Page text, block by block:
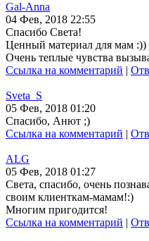
Gal-Anna
04 Фев, 2018 22:55
Спасибо Света!
Ценный материал для мам :))
Очень теплые чувства
Ссылка на комментарий
Sveta_S
05 Фев, 2018 01:20
Спасибо, Анют ;)
Ссылка на комментарий
ALG
05 Фев, 2018 01:27
Света, спасибо, очень
своим клиенткам-мамам!:)
Многим пригодится!
Ссылка на комментарий